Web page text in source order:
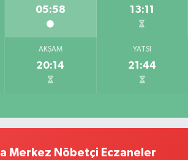
05:58 13:11
AKŞAM
20:14
YATSI
21:44
Merkez Nöbetçi Eczaneler